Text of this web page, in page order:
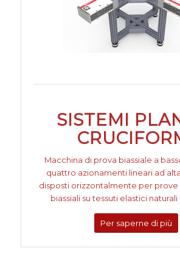
SISTEMI
Macchina di prova biassiale a
quattro azionamenti lineari ad
disposti orizzontalmente per prove
biassiali su tessuti elastici naturali
Per saperne di più